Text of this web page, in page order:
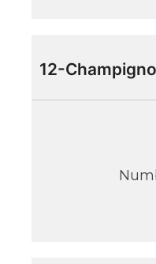
12-